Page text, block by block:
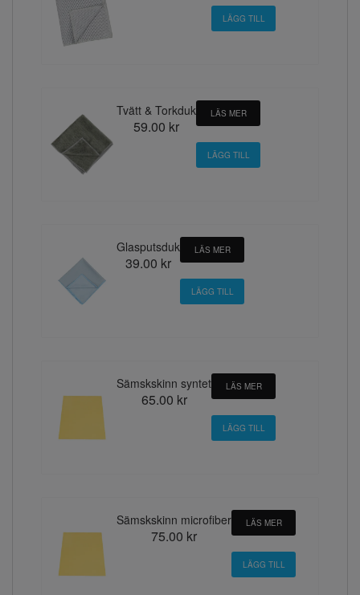
Tvätt & Torkduk
59.00 kr
LÄS MER
Glasputsduk
39.00 kr
LÄS MER
Sämskskinn syntet
65.00 kr
LÄS MER
Sämskskinn microfiber
75.00 kr
LÄS MER